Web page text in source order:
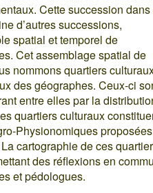
Cette succession dans
d’autres successions,
spatial et temporel de
Cet assemblage spatial de
nommons quartiers
des géographes. Ceux-ci
entre elles par la
quartiers culturaux
Physionomiques
cartographie de ces
des réflexions en
et pédologues.